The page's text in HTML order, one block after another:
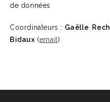
de données
Coordinateurs : Gaëlle
Bidaux (email )